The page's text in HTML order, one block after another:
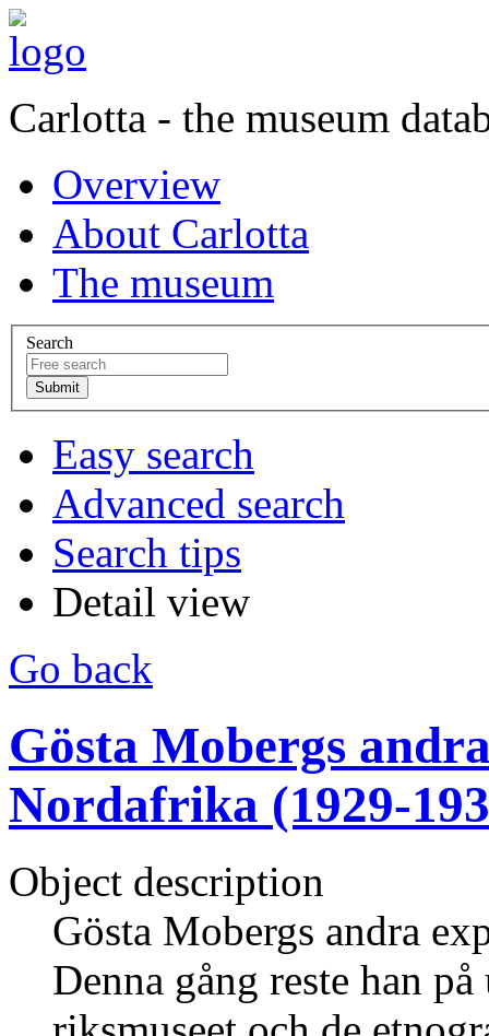
Carlotta - the museum
Overview
About Carlotta
The museum
Search
Easy search
Advanced search
Search tips
Detail view
Go back
Gösta Mobergs
Nordafrika (1929-
Object description
Gösta Mobergs andra
Denna gång reste han